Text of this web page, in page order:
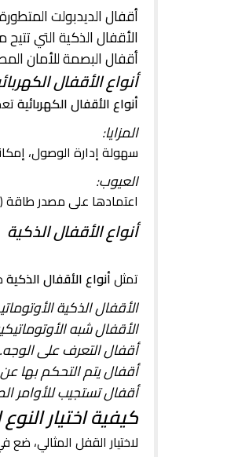
أقفال الديدبولت
الأقفال الذكية التي
أقفال البصمة للأمان
أنواع الأقفال
أنواع الأقفال الكهربائية
المزايا:
سهولة إدارة الوصول،
العيوب:
اعتمادها على مصدر طاقة
أنواع الأقفال الذكية
تمثلأنواع الأقفال الذكية
الأقفال الذكية
الأقفال شبه
أقفال التعرف على الوجه.
أقفال يتم التحكم بها
أقفال تستجيب للأوامر
كيفية اختيار
لاختيار القفل المثالي، ضع